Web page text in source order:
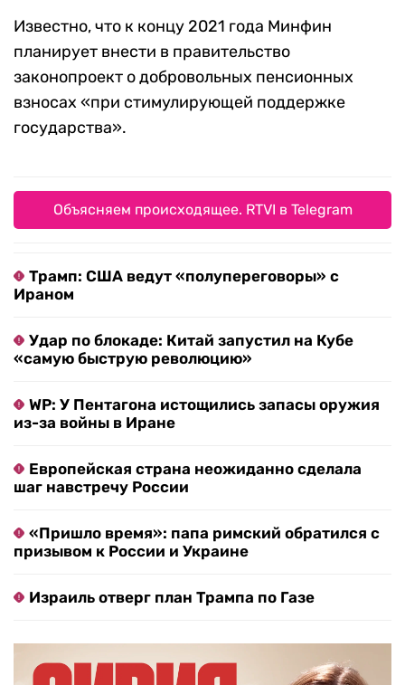
Известно, что к концу 2021 года Минфин
планирует внести в правительство
законопроект о добровольных пенсионных
взносах «при стимулирующей поддержке
государства».
Объясняем происходящее. RTVI в Telegram
Трамп: США ведут «полупереговоры» с
Ираном
Удар по блокаде: Китай запустил на Кубе
«самую быструю революцию»
WP: У Пентагона истощились запасы оружия
из-за войны в Иране
Европейская страна неожиданно сделала
шаг навстречу России
«Пришло время»: папа римский обратился с
призывом к России и Украине
Израиль отверг план Трампа по Газе